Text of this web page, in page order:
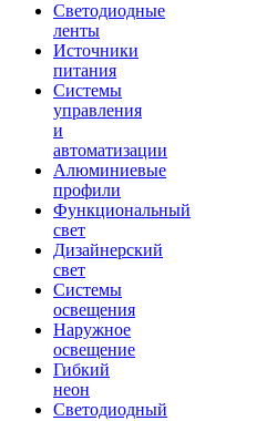
Светодиодные
ленты
Источники
питания
Системы
управления
и
автоматизации
Алюминиевые
профили
Функциональный
свет
Дизайнерский
свет
Системы
освещения
Наружное
освещение
Гибкий
неон
Светодиодный